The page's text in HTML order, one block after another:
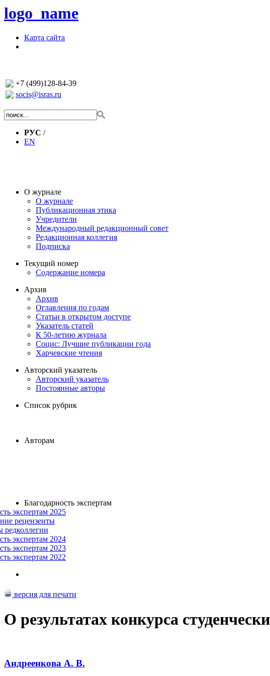
logo_name
Карта сайта
+7 (499)128-84-39
socis@isras.ru
РУС /
EN
О журнале
О журнале
Публикационная этика
Учредители
Международный редакционный совет
Редакционная коллегия
Подписка
Текущий номер
Содержание номера
Архив
Архив
Оглавления по годам
Статьи в открытом доступе
Указатель статей
К 50-летию журнала
Социс: Лучшие публикации года
Харчевские чтения
Авторский указатель
Авторский указатель
Постоянные авторы
Список рубрик
Авторам
Благодарность экспертам
экспертам 2025
рецензенты
редколлегии
экспертам 2024
экспертам 2023
экспертам 2022
версия для печати
О результатах конкурса
Андреенкова А. В.